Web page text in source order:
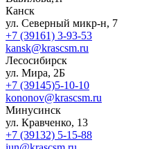
Канск
ул. Северный микр-н, 7
+7 (39161) 3-93-53
kansk@krascsm.ru
Лесосибирск
ул. Мира, 2Б
+7 (39145)5-10-10
kononov@krascsm.ru
Минусинск
ул. Кравченко, 13
+7 (39132) 5-15-88